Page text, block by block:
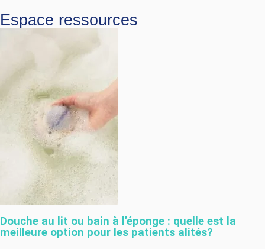
Espace ressources
Douche au lit ou bain à l’éponge : quelle est la
meilleure option pour les patients alités?